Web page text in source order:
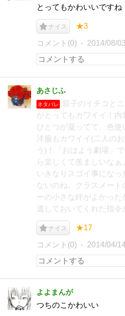
とってもかわいいですね
ナイス ★3
コメント(0) 2014/08/03
あさじふ
ネタバレ
双子のイチコと
がとってもカワイイ！
ひとつが凝ってて、色
洋服もカワイイ(二人の
う)！「おはよう劇場」
ら楽しくて羨ましいな
いきなりスゴイ事にな
ないのね。クラスメー
ーの小さな絆がよかった
遺しておいてくれた指令
ナイス ★17
コメント(0) 2014/04/
よよまんが
つちのこかわいい